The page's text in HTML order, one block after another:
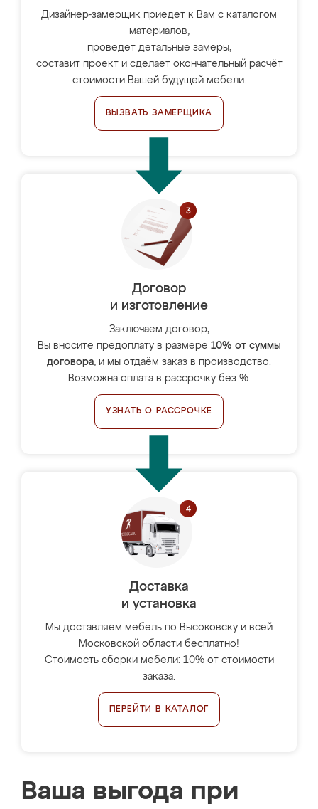
Дизайнер-замерщик приедет к Вам с каталогом
материалов,
проведёт детальные замеры,
составит проект и сделает окончательный расчёт
стоимости Вашей будущей мебели.
ВЫЗВАТЬ ЗАМЕРЩИКА
Договор
и изготовление
Заключаем договор,
Вы вносите предоплату в размере 10% от суммы
договора, и мы отдаём заказ в производство.
Возможна оплата в рассрочку без %.
УЗНАТЬ О РАССРОЧКЕ
Доставка
и установка
Мы доставляем мебель по Высоковску и всей
Московской области бесплатно!
Стоимость сборки мебели: 10% от стоимости
заказа.
ПЕРЕЙТИ В КАТАЛОГ
Ваша выгода при